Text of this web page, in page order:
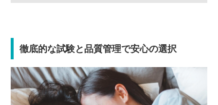
徹底的な試験と品質管理で安心の選択